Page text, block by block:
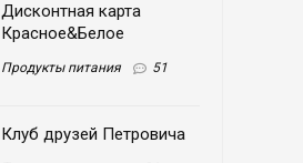
Дисконтная карта
Красное&Белое
Продукты питания 51
Клуб друзей Петровича